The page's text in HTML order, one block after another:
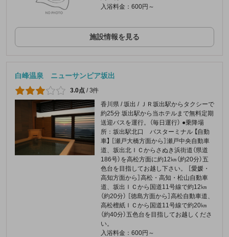
入浴料金：600円～
施設情報を見る
白峰温泉 ニューサンピア坂出
3.0点 /3件
香川県 / 坂出 / ＪＲ坂出駅からタクシーで
約25分 坂出駅から当ホテルまで無料定期
送迎バスを運行。（毎日運行） ●乗降場
所：坂出駅北口 バスターミナル 【自動
車】 ［瀬戸大橋方面から］瀬戸中央自動車
道、坂出北ＩＣからさぬき浜街道（県道
186号）を高松方面に約12㎞（約20分）五
色台を目指してお越し下さい。 ［愛媛・
高知方面から］高松・高知・松山自動車
道、坂出ＩＣから国道11号線で約12㎞
（約20分） ［徳島方面から］高松自動車道、
高松檀紙ＩＣから国道11号線で約20㎞
（約40分）五色台を目指してお越しくださ
い。
入浴料金：600円～